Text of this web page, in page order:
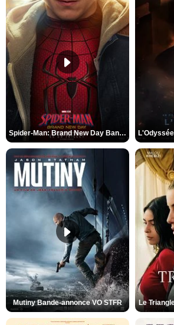
Spider-Man: Brand New Day Bande-annonce VO STFR
Mutiny Bande-annonce VO STFR Le